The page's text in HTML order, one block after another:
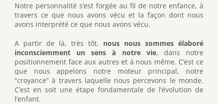
Notre personnalité s’est forgée au fil de notre enfance, à
travers ce que nous avons vécu et la façon dont nous
avons interprété ce que nous avons vécu.
A partir de là, très tôt, nous nous sommes élaboré
inconsciemment
un sens à notre vie, dans notre
positionnement face aux autres et à nous même. C’est ce
que nous appelons notre moteur principal, notre
“croyance” à travers laquelle nous percevons le monde.
C’est en soit une étape fondamentale de l’évolution de
l’enfant.